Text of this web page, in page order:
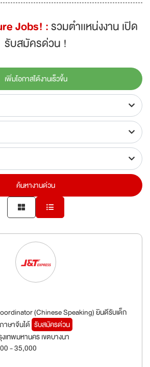
Jobs! :รวมตำเเหน่งงาน เปิด
รับสมัครด่วน !
เพิ่มโอกาสได้งานเร็วขึ้น
ค้นหางานด่วน
(Chinese Speaking) ยินดีรับเด็ก
าษาจีนได้ รับสมัครด่วน
เทพมหานคร เขตบางนา
- 35,000